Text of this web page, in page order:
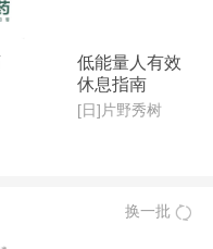
低能量人有效
休息指南
[日]片野秀树
换一批